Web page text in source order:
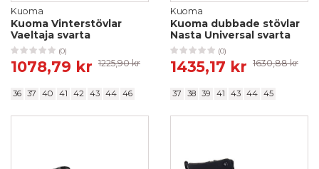
Kuoma
Kuoma Vinterstövlar
Vaeltaja svarta
(0)
1078,79 kr 1225,90 kr
36 37 40 41 42 43 44 46
Kuoma
Kuoma dubbade stövlar
Nasta Universal svarta
(0)
1435,17 kr 1630,88 kr
37 38 39 41 43 44 45